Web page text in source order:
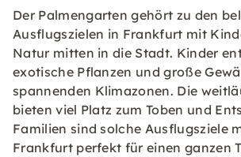
Der Palmengarten gehört zu den
Ausflugszielen in Frankfurt mit
Natur mitten in die Stadt. Kinder
exotische Pflanzen und große
spannenden Klimazonen. Die
bieten viel Platz zum Toben und
Familien sind solche Ausflugsziele
Frankfurt perfekt für einen ganzen